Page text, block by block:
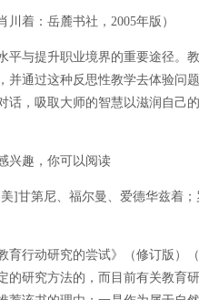
：岳麓书社，2005年版）
与提升职业境界的重要途径。
并通过这种反思性教学去体验问
话，吸取大师的智慧以滋润自己
趣，你可以阅读
第尼、福尔曼、爱德华兹着；
动研究的尝试》（修订版）（
的研究方法的，而目前有关教育